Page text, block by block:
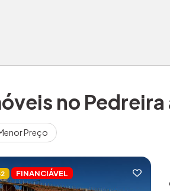
no Pedreira
Preço
FINANCIÁVEL